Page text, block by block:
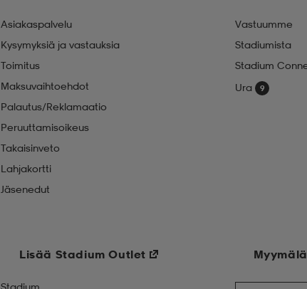
Asiakaspalvelu
Kysymyksiä ja vastauksia
Toimitus
Maksuvaihtoehdot
Palautus/Reklamaatio
Peruuttamisoikeus
Takaisinveto
Lahjakortti
Jäsenedut
Vastuumme
Stadiumista
Stadium
Ura
Lisää Stadium Outlet